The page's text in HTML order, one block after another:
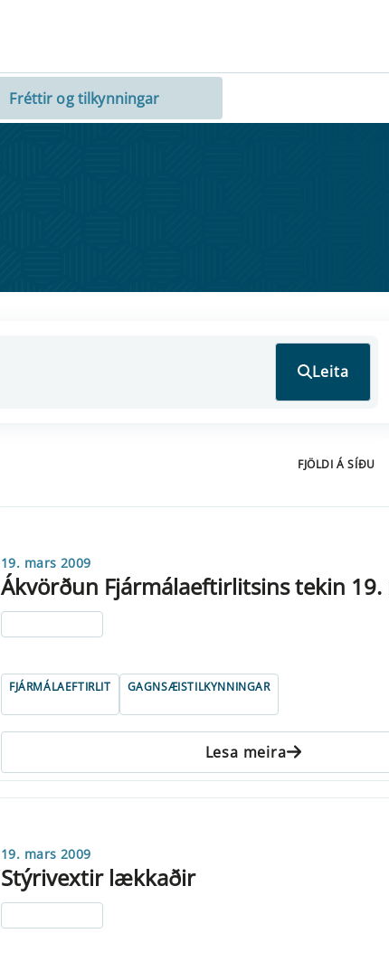
Fréttir og tilkynningar
Leita
FJÖLDI Á SÍÐU
19. mars 2009
Ákvörðun Fjármálaeftirlitsins tekin 19.
FJÁRMÁLAEFTIRLIT GAGNSÆISTILKYNNINGAR
Lesa meira
19. mars 2009
Stýrivextir lækkaðir